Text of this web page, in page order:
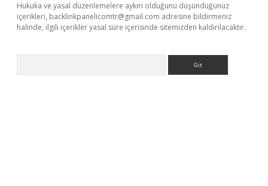
Hukuka ve yasal düzenlemelere aykırı olduğunu düşündüğünüz
içerikleri, backlinkpanelicomtr@gmail.com adresine bildirmeniz
halinde, ilgili içerikler yasal süre içerisinde sitemizden kaldırılacaktır.